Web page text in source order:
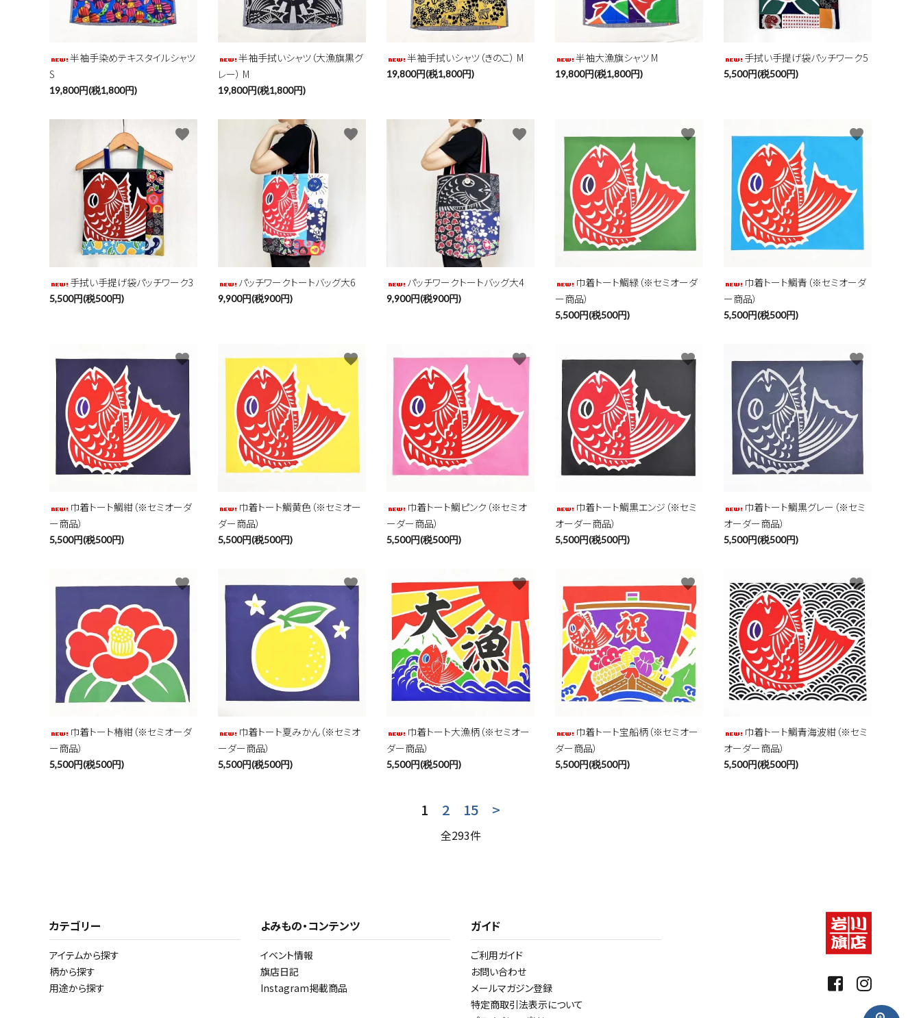
半袖手染めテキスタイルシャツ
S
19,800円(税1,800円)
半袖手拭いシャツ（大漁旗黒グ
レー） M
19,800円(税1,800円)
半袖手拭いシャツ（きのこ） M
19,800円(税1,800円)
半袖大漁旗シャツ M
19,800円(税1,800円)
手拭い手提げ袋パッチワーク5
5,500円(税500円)
手拭い手提げ袋パッチワーク3
5,500円(税500円)
favorite
パッチワークトートバッグ大6
9,900円(税900円)
favorite
パッチワークトートバッグ大4
9,900円(税900円)
favorite
巾着トート鯛緑（※セミオーダ
ー商品）
5,500円(税500円)
favorite
巾着トート鯛青（※セミオーダ
ー商品）
5,500円(税500円)
favorite
巾着トート鯛紺（※セミオーダ
ー商品）
5,500円(税500円)
favorite
巾着トート鯛黄色（※セミオー
ダー商品）
5,500円(税500円)
favorite
巾着トート鯛ピンク（※セミオ
ーダー商品）
5,500円(税500円)
favorite
巾着トート鯛黒エンジ（※セミ
オーダー商品）
5,500円(税500円)
favorite
巾着トート鯛黒グレー（※セミ
オーダー商品）
5,500円(税500円)
favorite
巾着トート椿紺（※セミオーダ
ー商品）
5,500円(税500円)
favorite
巾着トート夏みかん（※セミオ
ーダー商品）
5,500円(税500円)
favorite
巾着トート大漁柄（※セミオー
ダー商品）
5,500円(税500円)
favorite
巾着トート宝船柄（※セミオー
ダー商品）
5,500円(税500円)
favorite
巾着トート鯛青海波紺（※セミ
オーダー商品）
5,500円(税500円)
favorite
1 2 15 >
全293件
キーワード
カテゴリー
close
カテゴリー
アイテムから探す
柄から探す
用途から探す
よみもの・コンテンツ
イベント情報
旗店日記
Instagram掲載商品
ガイド
ご利用ガイド
お問い合わせ
メールマガジン登録
特定商取引法表示について